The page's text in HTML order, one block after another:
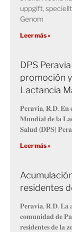
uppgift,
Genom
Leer más »
DPS
promoción
Lactancia
𝐏𝐞𝐫𝐚𝐯𝐢𝐚, 𝐑.𝐃. 𝐄𝐧
𝐌𝐮𝐧𝐝𝐢𝐚𝐥 𝐝𝐞 𝐥𝐚
𝐒𝐚𝐥𝐮𝐝 (𝐃𝐏𝐒)
Leer más »
residentes
𝐏𝐞𝐫𝐚𝐯𝐢𝐚, 𝐑.𝐃. 𝐋𝐚
𝐜𝐨𝐦𝐮𝐧𝐢𝐝𝐚𝐝 𝐝𝐞
𝐫𝐞𝐬𝐢𝐝𝐞𝐧𝐭𝐞𝐬 𝐝𝐞 𝐥𝐚